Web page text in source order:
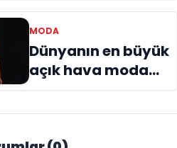
MODA
Dünyanın en büyük
açık hava moda
etkinliği 11. kez
Laleli'de